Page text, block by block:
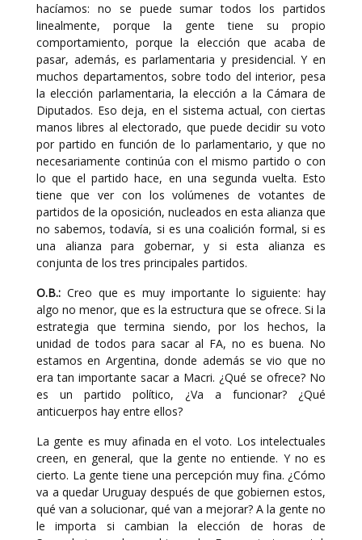
hacíamos: no se puede sumar todos los partidos
linealmente, porque la gente tiene su propio
comportamiento, porque la elección que acaba de
pasar, además, es parlamentaria y presidencial. Y en
muchos departamentos, sobre todo del interior, pesa
la elección parlamentaria, la elección a la Cámara de
Diputados. Eso deja, en el sistema actual, con ciertas
manos libres al electorado, que puede decidir su voto
por partido en función de lo parlamentario, y que no
necesariamente continúa con el mismo partido o con
lo que el partido hace, en una segunda vuelta. Esto
tiene que ver con los volúmenes de votantes de
partidos de la oposición, nucleados en esta alianza que
no sabemos, todavía, si es una coalición formal, si es
una alianza para gobernar, y si esta alianza es
conjunta de los tres principales partidos.
O.B.: Creo que es muy importante lo siguiente: hay
algo no menor, que es la estructura que se ofrece. Si la
estrategia que termina siendo, por los hechos, la
unidad de todos para sacar al FA, no es buena. No
estamos en Argentina, donde además se vio que no
era tan importante sacar a Macri. ¿Qué se ofrece? No
es un partido político, ¿Va a funcionar? ¿Qué
anticuerpos hay entre ellos?
La gente es muy afinada en el voto. Los intelectuales
creen, en general, que la gente no entiende. Y no es
cierto. La gente tiene una percepción muy fina. ¿Cómo
va a quedar Uruguay después de que gobiernen estos,
qué van a solucionar, qué van a mejorar? A la gente no
le importa si cambian la elección de horas de